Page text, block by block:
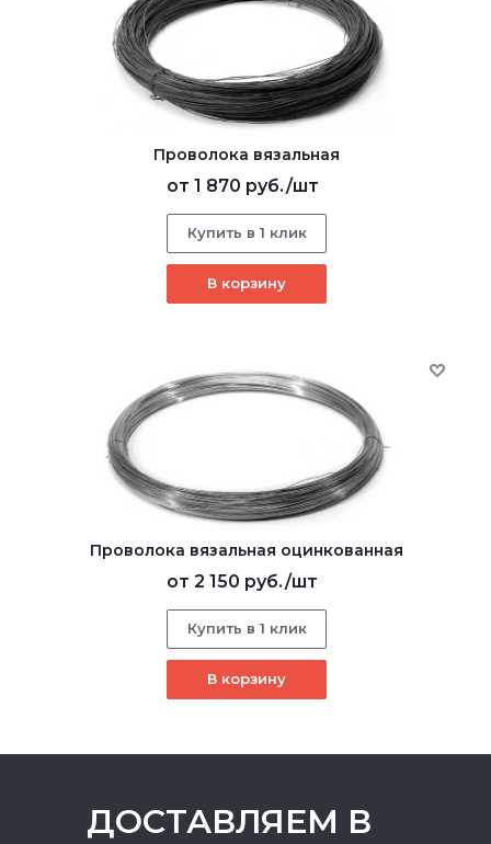
Проволока вязальная
от 1 870 руб./шт
Купить в 1 клик
В корзину
Проволока вязальная оцинкованная
от 2 150 руб./шт
Купить в 1 клик
В корзину
ДОСТАВЛЯЕМ В